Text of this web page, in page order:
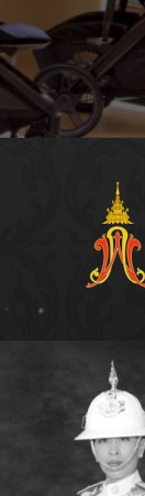
ะเทศไทย ถูกจั
งานนอกจากจะ
ฮไลต์สำคัญคือ
มสนใจมากที่สุ
งก์ชันการพับเ
นอกจากนี้ ยัง
ซิฟิค จำกัด แ
& Online